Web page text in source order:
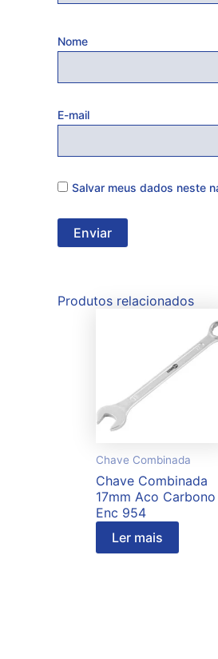
Nome
E-mail
Salvar meus dados neste
Produtos relacionados
Chave Combinada
Chave Combinada
17mm Aco Carbono
Enc 954
Ler mais